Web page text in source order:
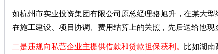
如杭州市实业投资集团有限公司原总经理骆旭升，在某大
在施工建设、项目协调、费用结算上的关照，先后送给他
二是违规向私营企业主提供借款和贷款担保获利。
比如湖南